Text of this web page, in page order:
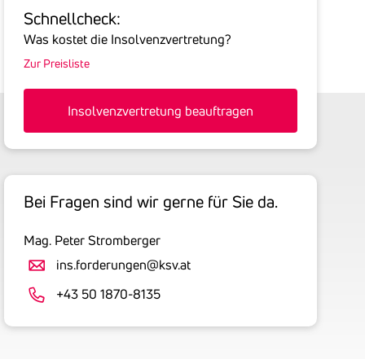
die
aller
offenen
inklusive
Umsatzsteuer
an.
tatsächlich
Schnell­check:
Was kostet die Insolvenzvertretung?
Zur Preisliste
Insolvenzvertretung beauftragen
Bei Fragen sind wir gerne für Sie da.
Mag. Peter Stromberger
ins.forderungen@ksv.at
+43 50 1870-8135